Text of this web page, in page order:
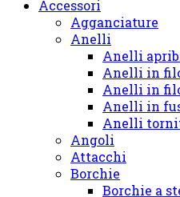
Accessori
Agganciature
Anelli
Anelli
Anelli in
Anelli in
Anelli in
Anelli
Angoli
Attacchi
Borchie
Borchie a